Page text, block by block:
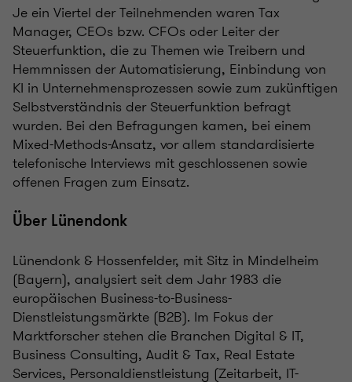
Je ein Viertel der Teilnehmenden waren Tax
Manager, CEOs bzw. CFOs oder Leiter der
Steuerfunktion, die zu Themen wie Treibern und
Hemmnissen der Automatisierung, Einbindung von
KI in Unternehmensprozessen sowie zum zukünftigen
Selbstverständnis der Steuerfunktion befragt
wurden. Bei den Befragungen kamen, bei einem
Mixed-Methods-Ansatz, vor allem standardisierte
telefonische Interviews mit geschlossenen sowie
offenen Fragen zum Einsatz.
Über Lünendonk
Lünendonk & Hossenfelder, mit Sitz in Mindelheim
(Bayern), analysiert seit dem Jahr 1983 die
europäischen Business-to-Business-
Dienstleistungsmärkte (B2B). Im Fokus der
Marktforscher stehen die Branchen Digital & IT,
Business Consulting, Audit & Tax, Real Estate
Services, Personaldienstleistung (Zeitarbeit, IT-